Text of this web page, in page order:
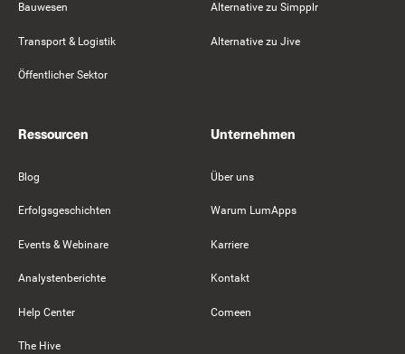
Bauwesen
Transport & Logistik
Öffentlicher Sektor
Alternative zu Simpplr
Alternative zu Jive
Ressourcen
Blog
Erfolgsgeschichten
Events & Webinare
Analystenberichte
Help Center
The Hive
Unternehmen
Über uns
Warum LumApps
Karriere
Kontakt
Comeen